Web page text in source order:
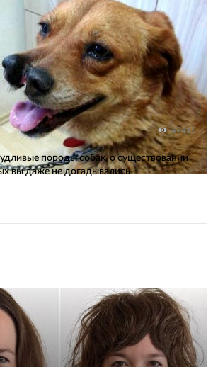
47415
породы собак, о существовании
вы даже не догадывались